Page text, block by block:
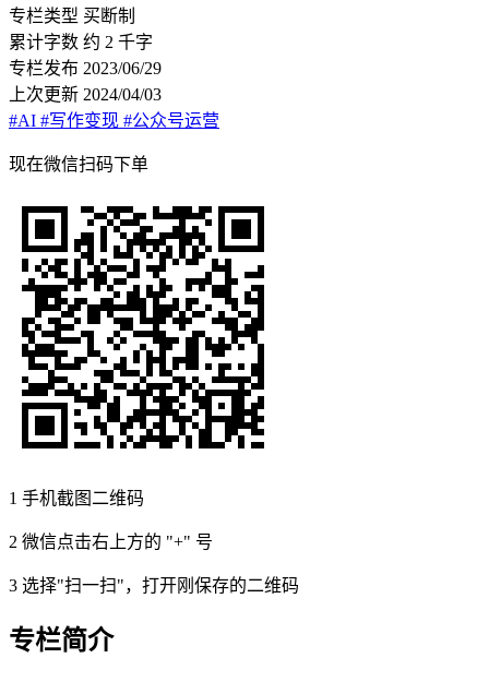
专栏类型 买断制
累计字数 约 2 千字
专栏发布 2023/06/29
上次更新 2024/04/03
#AI #写作变现 #公众号运营
现在微信扫码下单
1 手机截图二维码
2 微信点击右上方的 "+" 号
3 选择"扫一扫"，打开刚保存的二维码
专栏简介